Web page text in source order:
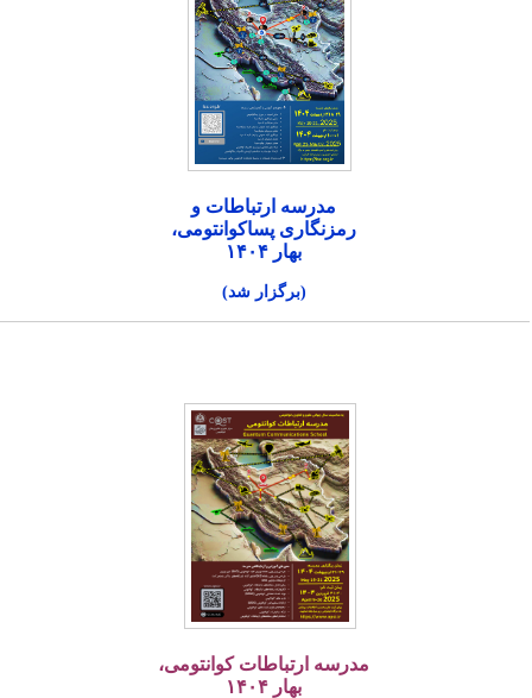
مدرسه ارتباطات و
رمزنگاری پساکوانتومی،
بهار ۱۴۰۴
(برگزار شد)
مدرسه ارتباطات کوانتومی،
بهار ۱۴۰۴